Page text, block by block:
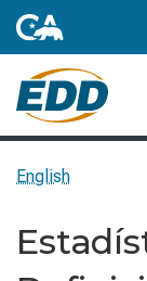
English